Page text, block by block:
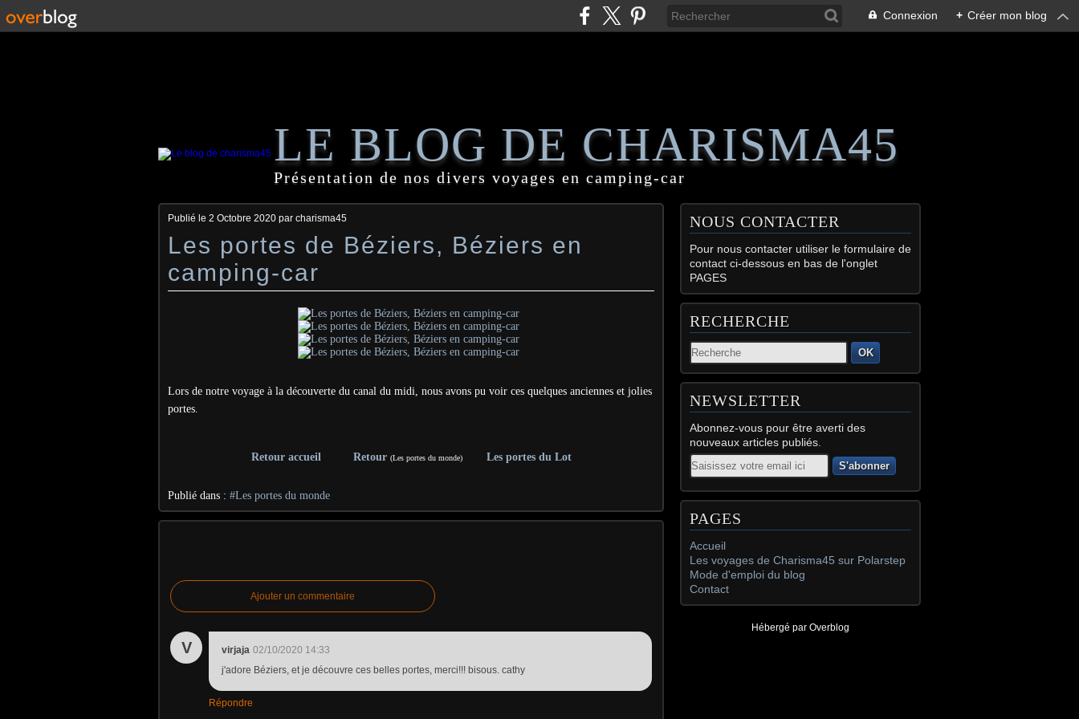
Connexion + Créer mon blog
LE BLOG DE CHARISMA45
Présentation de nos divers voyages en camping-car
Publié le 2 Octobre 2020 par charisma45
Les portes de Béziers, Béziers en
camping-car
Lors de notre voyage à la découverte du canal du midi, nous avons pu voir ces quelques anciennes et jolies
portes.
Retour accueil Retour (Les portes du monde) Les portes du Lot
Publié dans : #Les portes du monde
Ajouter un commentaire
V virjaja 02/10/2020 14:33
j'adore Béziers, et je découvre ces belles portes, merci!!! bisous. cathy
Répondre
NOUS CONTACTER
Pour nous contacter utiliser le formulaire de
contact ci-dessous en bas de l'onglet
PAGES
RECHERCHE
OK
NEWSLETTER
Abonnez-vous pour être averti des
nouveaux articles publiés.
Email
PAGES
Accueil
Les voyages de Charisma45 sur Polarstep
Mode d'emploi du blog
Contact
Hébergé par Overblog